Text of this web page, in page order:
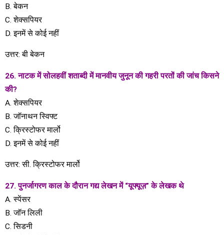
B. बेकन
C. शेक्सपियर
D. इनमें से कोई नहीं
उत्तर: बी बेकन
26. नाटक में सोलहवीं शताब्दी में मानवीय जुनून की गहरी परतों की जांच किसने
की?
A. शेक्सपियर
B. जॉनाथन स्विफ्ट
C. क्रिस्टोफर मार्लो
D. इनमें से कोई नहीं
उत्तर: सी. क्रिस्टोफर मार्लो
27. पुनर्जागरण काल ​​के दौरान गद्य लेखन में “यूफ्यूज़” के लेखक थे
A. स्पेंसर
B. जॉन लिली
C. सिडनी